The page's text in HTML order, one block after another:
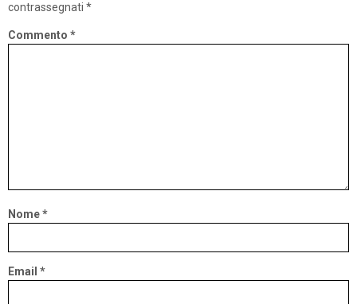
contrassegnati *
Commento *
Nome*
Email *